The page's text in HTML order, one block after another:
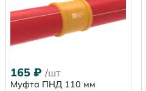
165 ₽ /шт
Муфта ПНД 110 мм